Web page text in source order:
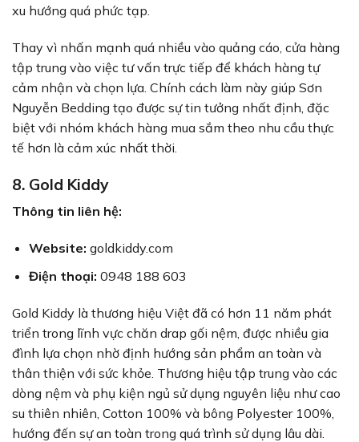
xu hướng quá phức tạp.
Thay vì nhấn mạnh quá nhiều vào quảng cáo, cửa hàng
tập trung vào việc tư vấn trực tiếp để khách hàng tự
cảm nhận và chọn lựa. Chính cách làm này giúp Sơn
Nguyễn Bedding tạo được sự tin tưởng nhất định, đặc
biệt với nhóm khách hàng mua sắm theo nhu cầu thực
tế hơn là cảm xúc nhất thời.
8. Gold Kiddy
Thông tin liên hệ:
Website: goldkiddy.com
Điện thoại: 0948 188 603
Gold Kiddy là thương hiệu Việt đã có hơn 11 năm phát
triển trong lĩnh vực chăn drap gối nệm, được nhiều gia
đình lựa chọn nhờ định hướng sản phẩm an toàn và
thân thiện với sức khỏe. Thương hiệu tập trung vào các
dòng nệm và phụ kiện ngủ sử dụng nguyên liệu như cao
su thiên nhiên, Cotton 100% và bông Polyester 100%,
hướng đến sự an toàn trong quá trình sử dụng lâu dài.